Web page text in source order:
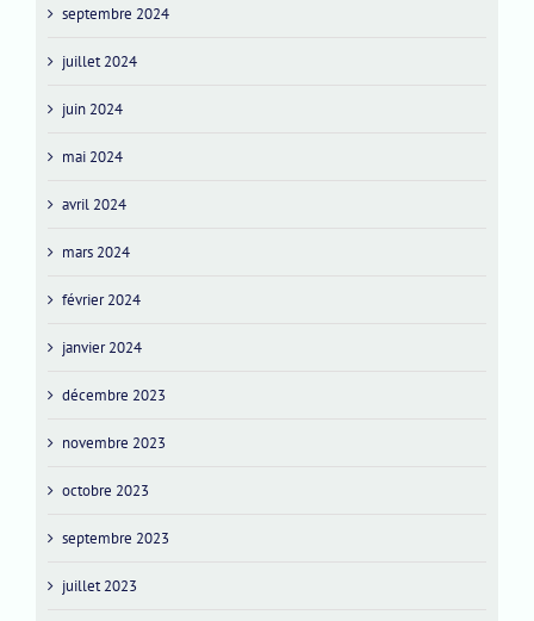
septembre 2024
juillet 2024
juin 2024
mai 2024
avril 2024
mars 2024
février 2024
janvier 2024
décembre 2023
novembre 2023
octobre 2023
septembre 2023
juillet 2023